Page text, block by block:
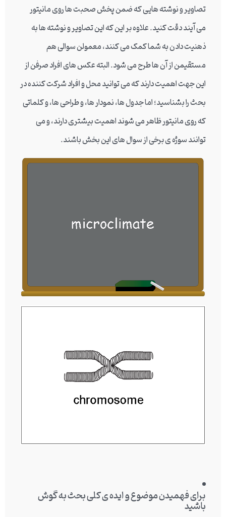
تصاویر و نوشته هایی که ضمن پخش صحبت ها روی مانیتور
می آیند دقت کنید. علاوه بر این که این تصاویر و نوشته ها به
ذهنیت دادن به شما کمک می کنند، معمولن سوالی هم
مستقیمن از آن ها طرح می شود. البته عکس های افراد صرفن از
این جهت اهمیت دارند که می توانید محل و افراد شرکت کننده در
بحث را بشناسید؛ اما جدول ها، نمودار ها، و طراحی ها، و کلماتی
که روی مانیتور ظاهر می شوند اهمیت بیشتری دارند، و می
توانند سوژه ی برخی از سوال های این بخش باشند.
برای فهمیدن موضوع و ایده ی کلی بحث به گوش
باشید